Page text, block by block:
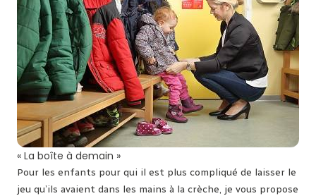
« La boîte à demain »
Pour les enfants pour qui il est plus compliqué de laisser le
jeu qu’ils avaient dans les mains à la crèche, je vous propose